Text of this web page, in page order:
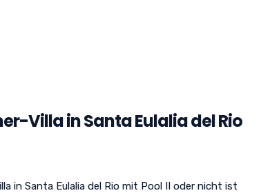
Villa in Santa Eulalia del Rio
in Santa Eulalia del Rio mit Pool II oder nicht ist